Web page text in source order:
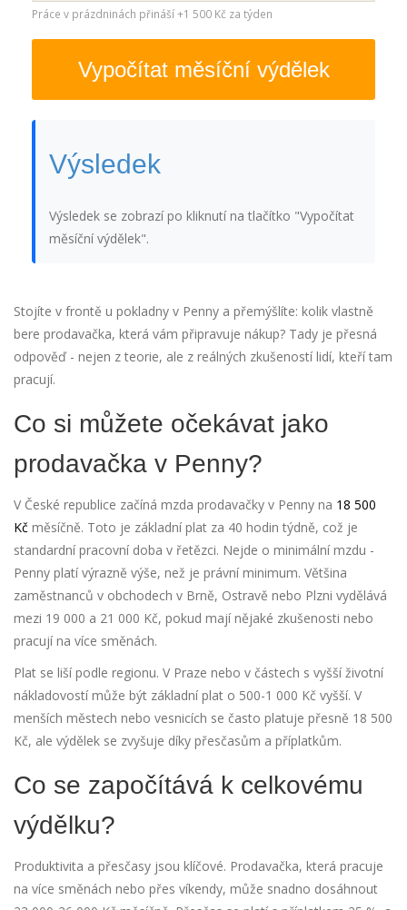
Práce v prázdninách přináší +1 500 Kč za týden
Vypočítat měsíční výdělek
Výsledek
Výsledek se zobrazí po kliknutí na tlačítko "Vypočítat
měsíční výdělek".
Stojíte v frontě u pokladny v Penny a přemýšlíte: kolik vlastně
bere prodavačka, která vám připravuje nákup? Tady je přesná
odpověď - nejen z teorie, ale z reálných zkušeností lidí, kteří tam
pracují.
Co si můžete očekávat jako
prodavačka v Penny?
V České republice začíná mzda prodavačky v Penny na 18 500
Kč měsíčně. Toto je základní plat za 40 hodin týdně, což je
standardní pracovní doba v řetězci. Nejde o minimální mzdu -
Penny platí výrazně výše, než je právní minimum. Většina
zaměstnanců v obchodech v Brně, Ostravě nebo Plzni vydělává
mezi 19 000 a 21 000 Kč, pokud mají nějaké zkušenosti nebo
pracují na více směnách.
Plat se liší podle regionu. V Praze nebo v částech s vyšší životní
nákladovostí může být základní plat o 500-1 000 Kč vyšší. V
menších městech nebo vesnicích se často platuje přesně 18 500
Kč, ale výdělek se zvyšuje díky přesčasům a příplatkům.
Co se započítává k celkovému
výdělku?
Produktivita a přesčasy jsou klíčové. Prodavačka, která pracuje
na více směnách nebo přes víkendy, může snadno dosáhnout